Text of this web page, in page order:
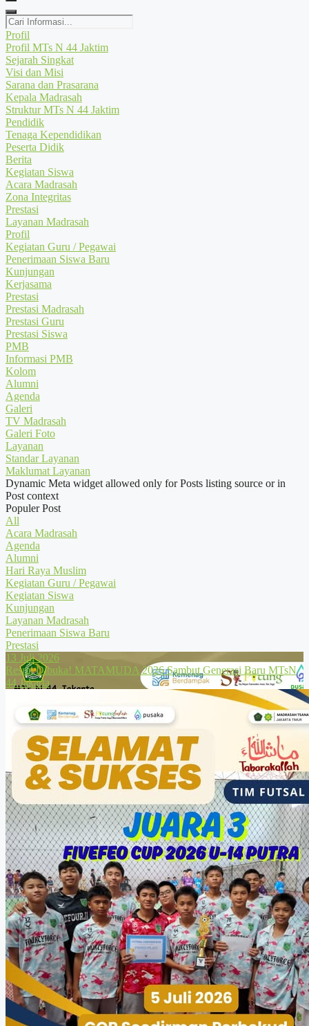
Cari
Informasi...
Profil
Profil MTs N 44 Jaktim
Sejarah Singkat
Visi dan Misi
Sarana dan Prasarana
Kepala Madrasah
Struktur MTs N 44 Jaktim
Pendidik
Tenaga Kependidikan
Peserta Didik
Berita
Kegiatan Siswa
Acara Madrasah
Zona Integritas
Prestasi
Layanan Madrasah
Profil
Kegiatan Guru / Pegawai
Penerimaan Siswa Baru
Kunjungan
Kerjasama
Prestasi
Prestasi Madrasah
Prestasi Guru
Prestasi Siswa
PMB
Informasi PMB
Kolom
Alumni
Agenda
Galeri
TV Madrasah
Galeri Foto
Layanan
Standar Layanan
Maklumat Layanan
Dynamic Meta widget allowed only for Posts listing source or in
Post context
Populer Post
All
Acara Madrasah
Agenda
Alumni
Hari Raya Muslim
Kegiatan Guru / Pegawai
Kegiatan Siswa
Kunjungan
Layanan Madrasah
Penerimaan Siswa Baru
Prestasi
13 Juli 2026
Resmi Dibuka! MATAMUDA 2026 Sambut Generasi Baru MTsN
44 Jakarta